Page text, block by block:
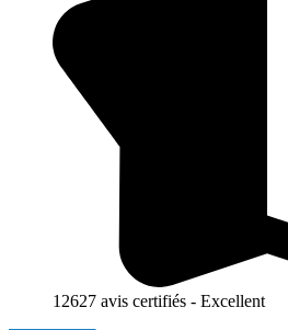
12627 avis certifiés - Excellent